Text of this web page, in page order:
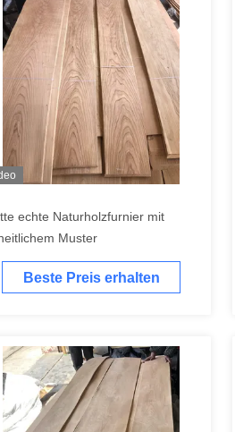
echte Naturholzfurnier mit
Muster
Beste Preis erhalten